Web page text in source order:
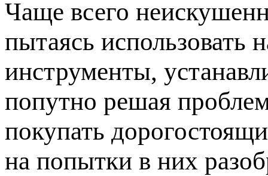
Чаще всего
пытаясь использовать
инструменты,
попутно решая
покупать
на попытки в них